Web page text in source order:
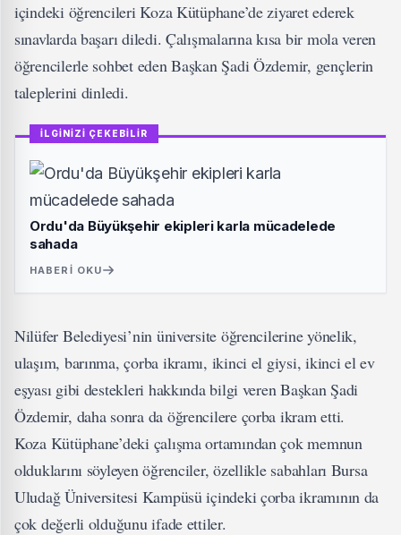
içindeki öğrencileri Koza Kütüphane’de ziyaret ederek
sınavlarda başarı diledi. Çalışmalarına kısa bir mola veren
öğrencilerle sohbet eden Başkan Şadi Özdemir, gençlerin
taleplerini dinledi.
İLGİNİZİ ÇEKEBİLİR
Ordu'da Büyükşehir ekipleri karla mücadelede
sahada
HABERI OKU
Nilüfer Belediyesi’nin üniversite öğrencilerine yönelik,
ulaşım, barınma, çorba ikramı, ikinci el giysi, ikinci el ev
eşyası gibi destekleri hakkında bilgi veren Başkan Şadi
Özdemir, daha sonra da öğrencilere çorba ikram etti.
Koza Kütüphane’deki çalışma ortamından çok memnun
olduklarını söyleyen öğrenciler, özellikle sabahları Bursa
Uludağ Üniversitesi Kampüsü içindeki çorba ikramının da
çok değerli olduğunu ifade ettiler.